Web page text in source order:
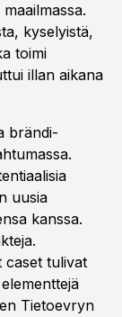
kyselyistä,
toimi
illan aikana
brändi-
uusia
kanssa.
caset tulivat
Tietoevryn